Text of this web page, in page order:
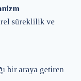
süreklilik ve
bir araya getiren